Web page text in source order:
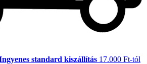
standard kiszállítás 17.000 Ft-tól